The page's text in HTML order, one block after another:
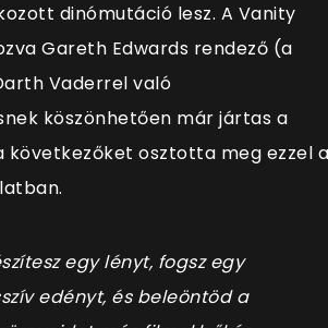
dinómutáció lesz. A Vanity
Gareth Edwards rendező (a
Vaderrel való
köszönhetően már jártas a
következőket osztotta meg ezzel a
egy lényt, fogsz egy
edényt, és beleöntöd a